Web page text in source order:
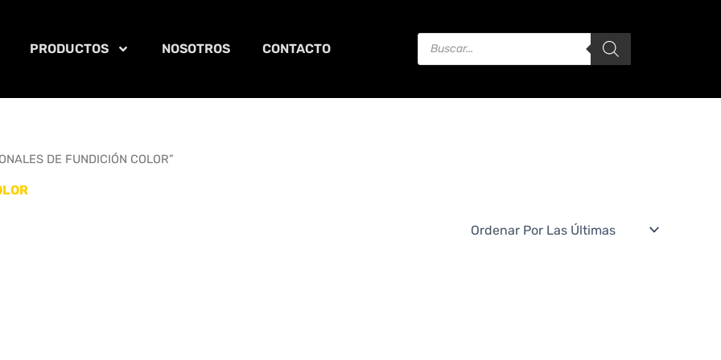
PRODUCTOS NOSOTROS CONTACTO
Search
DE FUNDICIÓN COLOR”